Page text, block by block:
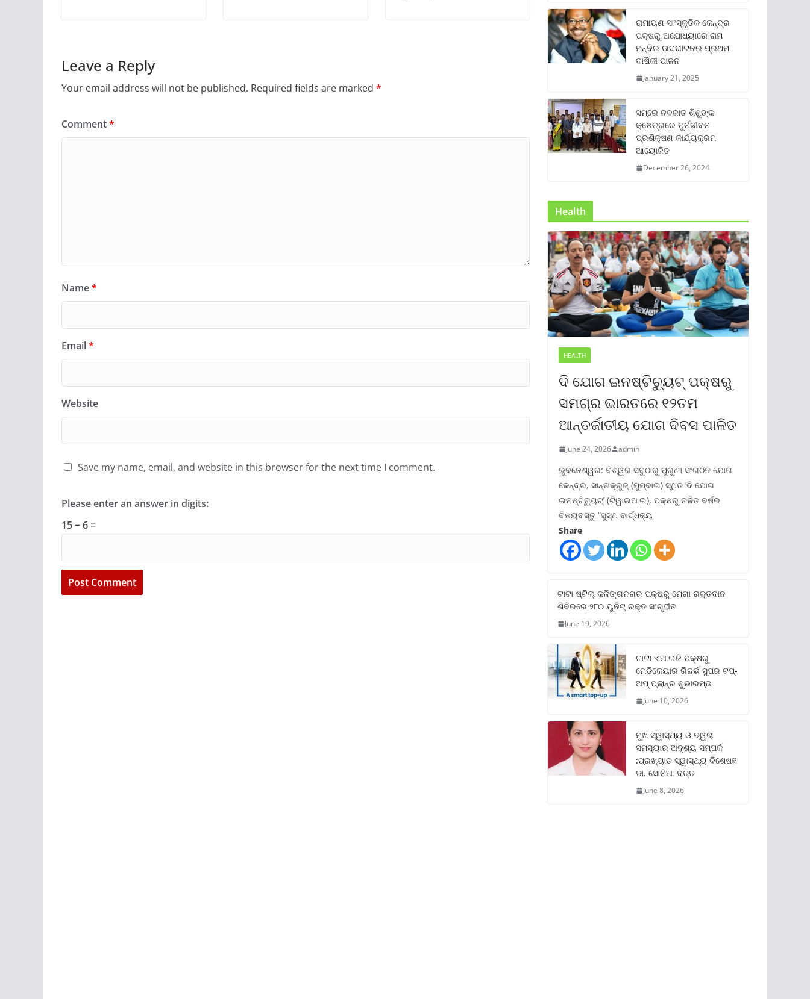
Leave a Reply
Your email address will not be published. Required fields are marked *
Comment*
Name*
Email*
Website
Save my name, email, and website in this browser for the next time I comment.
Please enter an answer in digits:
15 − 6 =
ରାମାୟଣ ସାଂସ୍କୃତିକ କେନ୍ଦ୍ର
ପକ୍ଷରୁ ଅଯୋଧ୍ୟାରେ ରାମ
ମନ୍ଦିର ଉଦଘାଟନର ପ୍ରଥମ
ବାର୍ଷିକୀ ପାଳନ
January 21, 2025
ସମ୍‌ରେ ନବଜାତ ଶିଶୁଙ୍କ
କ୍ଷେତ୍ରରେ ପୁର୍ନଜୀବନ
ପ୍ରଶିକ୍ଷଣ କାର୍ଯ୍ୟକ୍ରମ
ଆୟୋଜିତ
December 26, 2024
Health
HEALTH
ଦି ଯୋଗ ଇନଷ୍ଟିଚ୍ୟୁଟ୍ ପକ୍ଷରୁ
ସମଗ୍ର ଭାରତରେ ୧୨ତମ
ଆନ୍ତର୍ଜାତୀୟ ଯୋଗ ଦିବସ ପାଳିତ
June 24, 2026 admin
ଭୁବନେଶ୍ୱର: ବିଶ୍ୱର ସବୁଠାରୁ ପୁରୁଣା ସଂଗଠିତ ଯୋଗ
କେନ୍ଦ୍ର, ସାନ୍ତାକ୍ରୁଜ୍ (ମୁମ୍ବାଇ) ସ୍ଥିତ ‘ଦି ଯୋଗ
ଇନଷ୍ଟିଚ୍ୟୁଟ୍‌’ (ଟିୱାଇଆଇ), ପକ୍ଷରୁ ଚଳିତ ବର୍ଷର
ବିଷୟବସ୍ତୁ “ସୁସ୍ଥ ବାର୍ଦ୍ଧକ୍ୟ
Share
ଟାଟା ଷ୍ଟିଲ୍‌ କଳିଙ୍ଗନଗର ପକ୍ଷରୁ ମେଗା ରକ୍ତଦାନ
ଶିବିରରେ ୨୮୦ ୟୁନିଟ୍‌ ରକ୍ତ ସଂଗୃହୀତ
June 19, 2026
ଟାଟା ଏଆଇଜି ପକ୍ଷରୁ
ମେଡିକେୟାର ରିଜର୍ଭ ସୁପର ଟପ୍‌-
ଅପ୍ ପ୍ଲାନ୍‌ର ଶୁଭାରମ୍ଭ
June 10, 2026
ମୁଖ ସ୍ୱାସ୍ଥ୍ୟ ଓ ତ୍ୱଚା
ସମସ୍ୟାର ଅଦୃଶ୍ୟ ସମ୍ପର୍କ
:ପ୍ରଖ୍ୟାତ ସ୍ୱାସ୍ଥ୍ୟ ବିଶେଷଜ୍ଞ
ଡା. ସୋନିଆ ଦତ୍ତ
June 8, 2026